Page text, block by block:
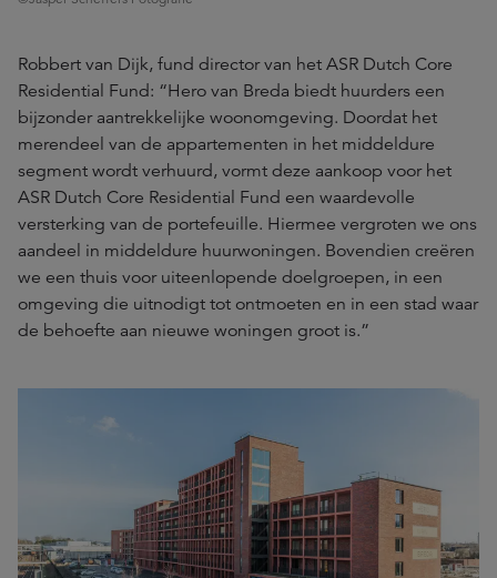
Robbert van Dijk, fund director van het ASR Dutch Core
Residential Fund: “Hero van Breda biedt huurders een
bijzonder aantrekkelijke woonomgeving. Doordat het
merendeel van de appartementen in het middeldure
segment wordt verhuurd, vormt deze aankoop voor het
ASR Dutch Core Residential Fund een waardevolle
versterking van de portefeuille. Hiermee vergroten we ons
aandeel in middeldure huurwoningen. Bovendien creëren
we een thuis voor uiteenlopende doelgroepen, in een
omgeving die uitnodigt tot ontmoeten en in een stad waar
de behoefte aan nieuwe woningen groot is.”